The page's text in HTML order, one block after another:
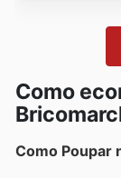
Como
Como Poupar